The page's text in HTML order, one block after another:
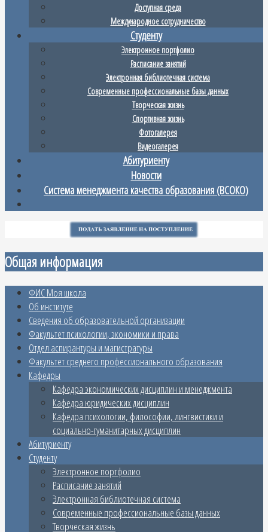
Доступная среда
Международное сотрудничество
Студенту
Электронное портфолио
Расписание занятий
Электронная библиотечная система
Современные профессиональные базы данных
Творческая жизнь
Спортивная жизнь
Фотогалерея
Видеогалерея
Абитуриенту
Новости
Система менеджмента качества образования (ВСОКО)
Общая информация
ФИС Моя школа
Об институте
Сведения об образовательной организации
Факультет психологии, экономики и права
Отдел аспирантуры и магистратуры
Факультет среднего профессионального образования
Кафедры
Кафедра экономических дисциплин и менеджмента
Кафедра юридических дисциплин
Кафедра психологии, философии, лингвистики и
социально-гуманитарных дисциплин
Абитуриенту
Студенту
Электронное портфолио
Расписание занятий
Электронная библиотечная система
Современные профессиональные базы данных
Творческая жизнь